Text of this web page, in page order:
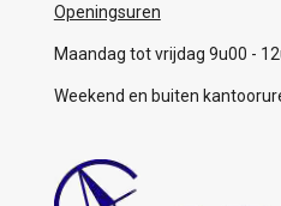
Openingsuren
Maandag tot vrijdag 9u00 -
Weekend en buiten